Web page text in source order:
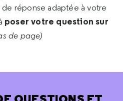
de réponse adaptée à votre
poser votre question sur
de page)